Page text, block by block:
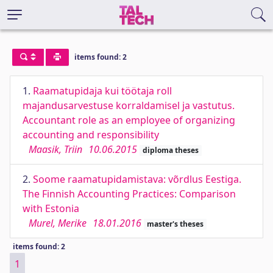
items found: 2
1. Raamatupidaja kui töötaja roll
majandusarvestuse korraldamisel ja vastutus.
Accountant role as an employee of organizing
accounting and responsibility
Maasik, Triin 10.06.2015 diploma theses
2. Soome raamatupidamistava: võrdlus Eestiga.
The Finnish Accounting Practices: Comparison
with Estonia
Murel, Merike 18.01.2016 master's theses
items found: 2
1